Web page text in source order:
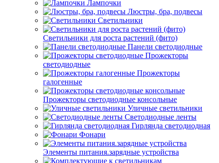
Лампочки
Люстры, бра, подвесы
Светильники
Светильники для роста растений (фито)
Панели светодиодные
Прожекторы
светодиодные
Прожекторы
галогенные
Прожекторы светодиодные консольные
Уличные светильники
Светодиодные ленты
Гирлянда светодиодная
Фонари
Элементы питания.зарядные устройства